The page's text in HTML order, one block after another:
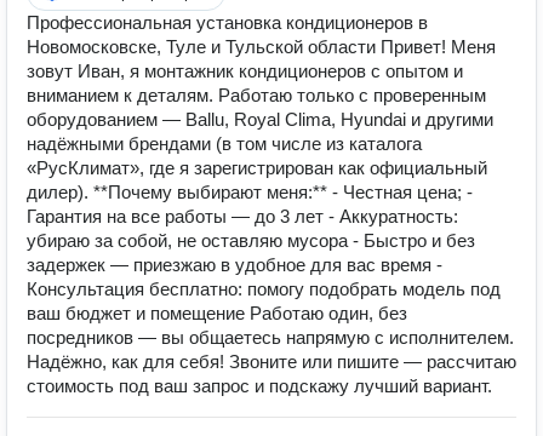
Профессиональная установка кондиционеров в
Новомосковске, Туле и Тульской области Привет! Меня
зовут Иван, я монтажник кондиционеров с опытом и
вниманием к деталям. Работаю только с проверенным
оборудованием — Ballu, Royal Clima, Hyundai и другими
надёжными брендами (в том числе из каталога
«РусКлимат», где я зарегистрирован как официальный
дилер). **Почему выбирают меня:** - Честная цена; -
Гарантия на все работы — до 3 лет - Аккуратность:
убираю за собой, не оставляю мусора - Быстро и без
задержек — приезжаю в удобное для вас время -
Консультация бесплатно: помогу подобрать модель под
ваш бюджет и помещение Работаю один, без
посредников — вы общаетесь напрямую с исполнителем.
Надёжно, как для себя! Звоните или пишите — рассчитаю
стоимость под ваш запрос и подскажу лучший вариант.